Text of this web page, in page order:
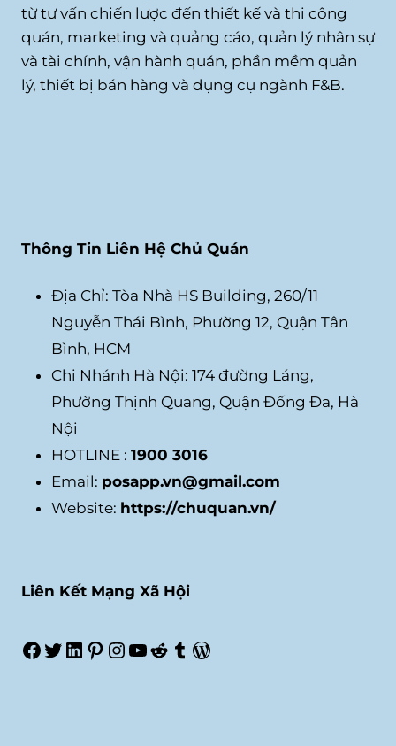
từ tư vấn chiến lược đến thiết kế và thi công
quán, marketing và quảng cáo, quản lý nhân sự
và tài chính, vận hành quán, phần mềm quản
lý, thiết bị bán hàng và dụng cụ ngành F&B.
Thông Tin Liên Hệ Chủ Quán
Địa Chỉ: Tòa Nhà HS Building, 260/11
Nguyễn Thái Bình, Phường 12, Quận Tân
Bình, HCM
Chi Nhánh Hà Nội: 174 đường Láng,
Phường Thịnh Quang, Quận Đống Đa, Hà
Nội
HOTLINE : 1900 3016
Email: posapp.vn@gmail.com
Website: https://chuquan.vn/
Liên Kết Mạng Xã Hội
Facebook
Twitter
LinkedIn
Pinterest
Instagram
Youtube
Reddit
Tumblr
WordPress